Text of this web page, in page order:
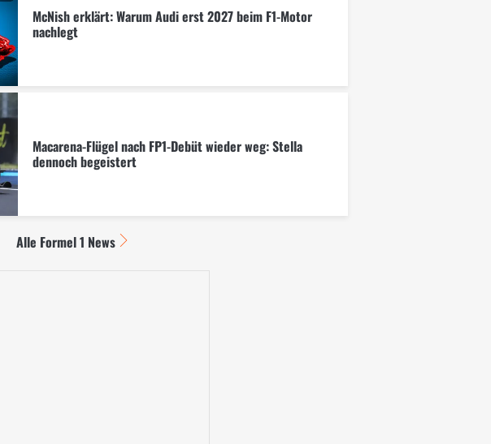
McNish erklärt: Warum Audi erst 2027 beim F1-Motor
nachlegt
Macarena-Flügel nach FP1-Debüt wieder weg: Stella
dennoch begeistert
Alle Formel 1 News